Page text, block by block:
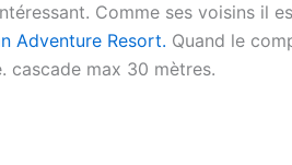
Comme ses voisins
Adventure Resort. Quand le
cascade max 30 mètres.